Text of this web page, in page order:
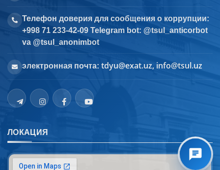
Телефон доверия для сообщения о коррупции:
+998 71 233-42-09 Telegram bot: @tsul_anticorbot
va @tsul_anonimbot
электронная почта: tdyu@exat.uz, info@tsul.uz
ЛОКАЦИЯ